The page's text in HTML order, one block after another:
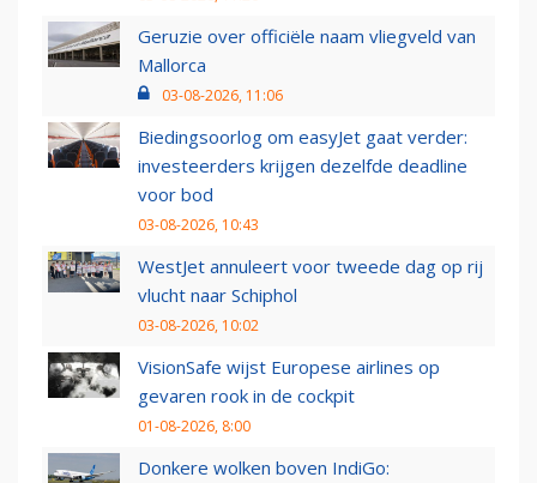
Geruzie over officiële naam vliegveld van
Mallorca
03-08-2026, 11:06
Biedingsoorlog om easyJet gaat verder:
investeerders krijgen dezelfde deadline
voor bod
03-08-2026, 10:43
WestJet annuleert voor tweede dag op rij
vlucht naar Schiphol
03-08-2026, 10:02
VisionSafe wijst Europese airlines op
gevaren rook in de cockpit
01-08-2026, 8:00
Donkere wolken boven IndiGo: